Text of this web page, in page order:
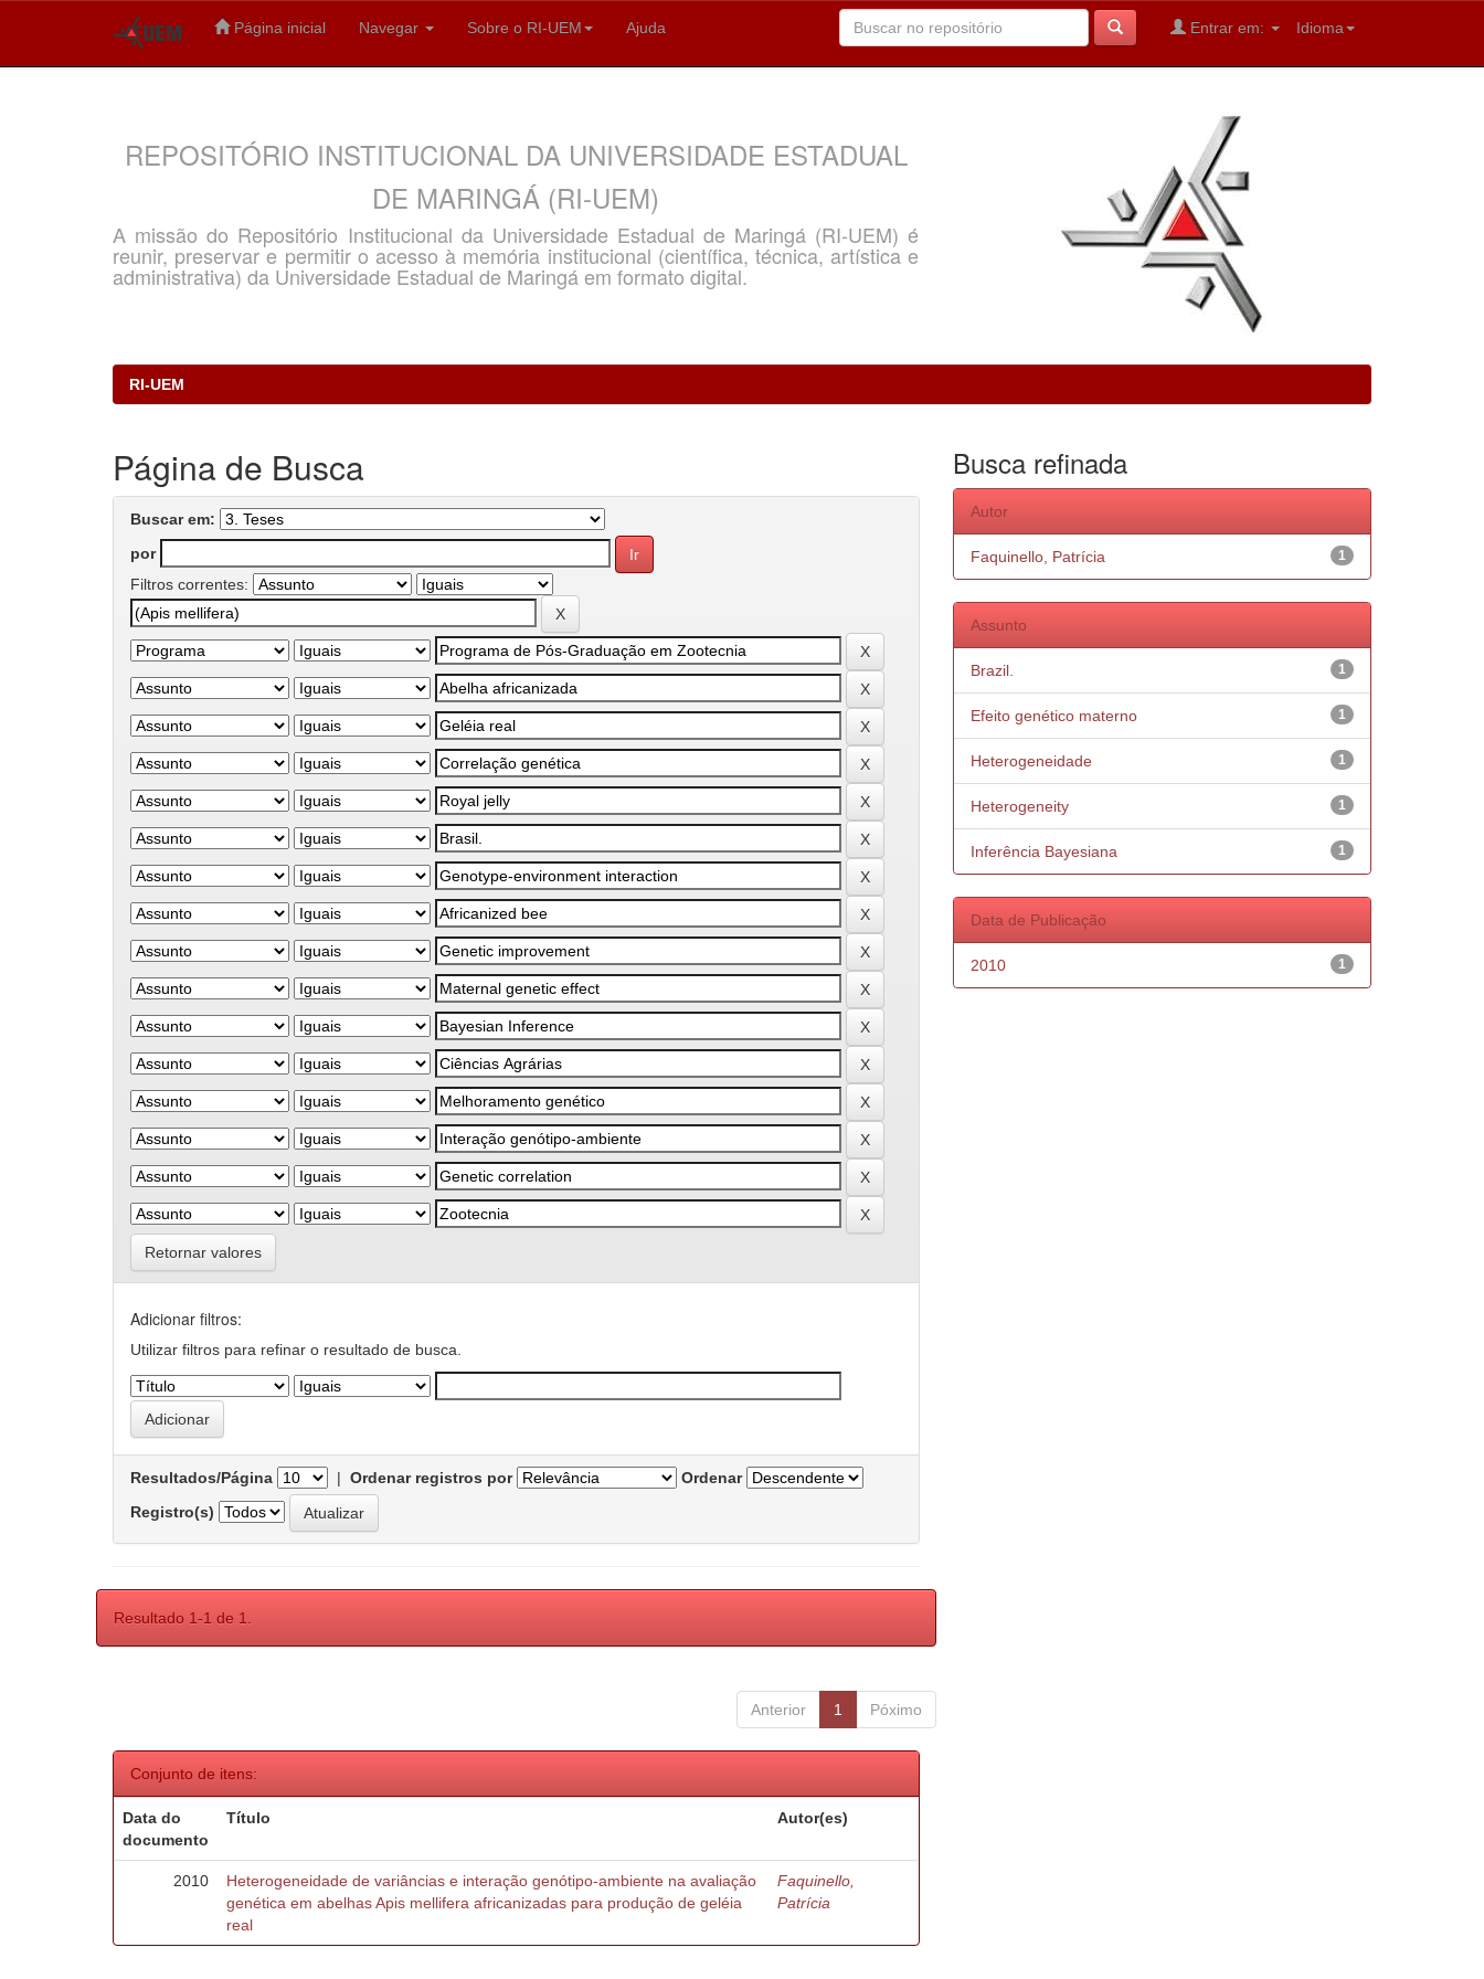
Página inicial Navegar Sobre o RI-UEM Ajuda Idioma
Entrar em:
REPOSITÓRIO INSTITUCIONAL DA UNIVERSIDADE ESTADUAL
DE MARINGÁ (RI-UEM)
A missão do Repositório Institucional da Universidade Estadual de Maringá (RI-UEM) é
reunir, preservar e permitir o acesso à memória institucional (científica, técnica, artística e
administrativa) da Universidade Estadual de Maringá em formato digital.
RI-UEM
Página de Busca
Buscar em:
por
Filtros correntes:
Retornar valores
Adicionar filtros:
Utilizar filtros para refinar o resultado de busca.
Resultados/Página | Ordenar registros por
Ordenar
Registro(s)
Resultado 1-1 de 1.
Anterior 1 Póximo
Conjunto de itens:
Data do
documento
Título Autor(es)
2010
Heterogeneidade de variâncias e interação genótipo-ambiente na avaliação
genética em abelhas Apis mellifera africanizadas para produção de geléia
real
Faquinello,
Patrícia
Busca refinada
Autor
1
Faquinello, Patrícia
Assunto
1
Brazil.
1
Efeito genético materno
1
Heterogeneidade
1
Heterogeneity
1
Inferência Bayesiana
Data de Publicação
1
2010